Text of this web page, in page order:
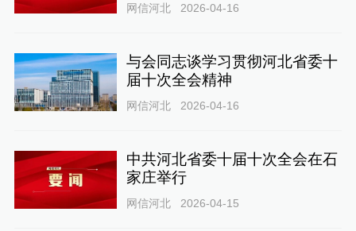
网信河北 2026-04-16
与会同志谈学习贯彻河北省委十
届十次全会精神
网信河北 2026-04-16
中共河北省委十届十次全会在石
家庄举行
网信河北 2026-04-15